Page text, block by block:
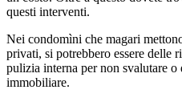
questi interventi.
Nei condomìni che magari
privati, si potrebbero essere delle
pulizia interna per non svalutare o
immobiliare.